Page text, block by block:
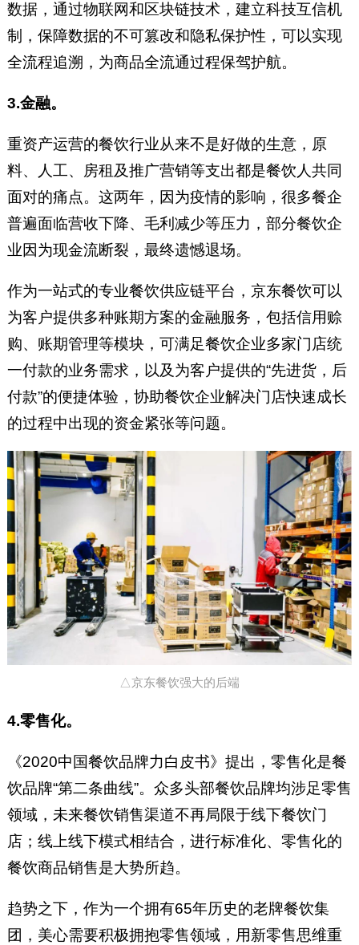
数据，通过物联网和区块链技术，建立科技互信机
制，保障数据的不可篡改和隐私保护性，可以实现
全流程追溯，为商品全流通过程保驾护航。
3.金融。
重资产运营的餐饮行业从来不是好做的生意，原
料、人工、房租及推广营销等支出都是餐饮人共同
面对的痛点。这两年，因为疫情的影响，很多餐企
普遍面临营收下降、毛利减少等压力，部分餐饮企
业因为现金流断裂，最终遗憾退场。
作为一站式的专业餐饮供应链平台，京东餐饮可以
为客户提供多种账期方案的金融服务，包括信用赊
购、账期管理等模块，可满足餐饮企业多家门店统
一付款的业务需求，以及为客户提供的“先进货，后
付款”的便捷体验，协助餐饮企业解决门店快速成长
的过程中出现的资金紧张等问题。
△京东餐饮强大的后端
4.零售化。
《2020中国餐饮品牌力白皮书》提出，零售化是餐
饮品牌“第二条曲线”。众多头部餐饮品牌均涉足零售
领域，未来餐饮销售渠道不再局限于线下餐饮门
店；线上线下模式相结合，进行标准化、零售化的
餐饮商品销售是大势所趋。
趋势之下，作为一个拥有65年历史的老牌餐饮集
团，美心需要积极拥抱零售领域，用新零售思维重